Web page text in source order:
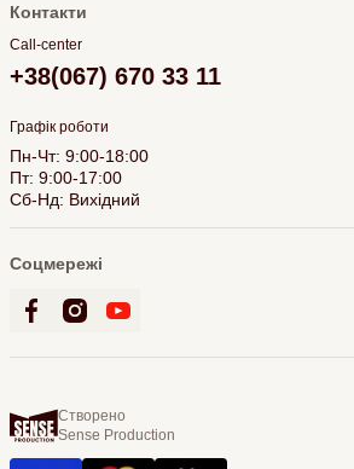
Контакти
Call-center
+38(067) 670 33 11
Графік роботи
Пн-Чт: 9:00-18:00
Пт: 9:00-17:00
Сб-Нд: Вихідний
Соцмережі
Створено
Sense Production